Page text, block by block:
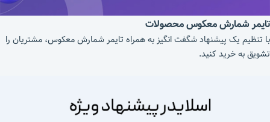
تایمر شمارش معکوس محصولات
با تنظیم یک پیشنهاد شگفت انگیز به همراه تایمر شمارش معکوس، مشتریان را
تشویق به خرید کنید.